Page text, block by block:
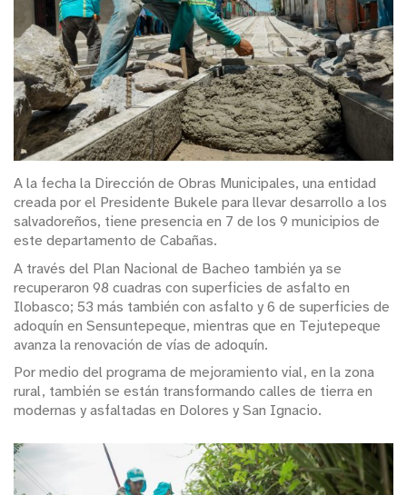
A la fecha la Dirección de Obras Municipales, una entidad
creada por el Presidente Bukele para llevar desarrollo a los
salvadoreños, tiene presencia en 7 de los 9 municipios de
este departamento de Cabañas.
A través del Plan Nacional de Bacheo también ya se
recuperaron 98 cuadras con superficies de asfalto en
Ilobasco; 53 más también con asfalto y 6 de superficies de
adoquín en Sensuntepeque, mientras que en Tejutepeque
avanza la renovación de vías de adoquín.
Por medio del programa de mejoramiento vial, en la zona
rural, también se están transformando calles de tierra en
modernas y asfaltadas en Dolores y San Ignacio.